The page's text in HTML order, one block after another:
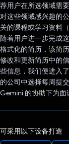
荐用户在所选领域需
对这些领域感兴趣的
关的课程或学习资料
随着用户进一步完成
格式化的简历，该简
修改和更新简历中的
些信息，我们便进入
的公司中选择每周提
Gemini 的协助下为面
可采用以下设备打造